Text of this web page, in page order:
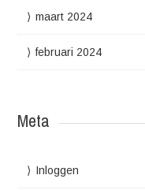
maart 2024
februari 2024
Meta
Inloggen